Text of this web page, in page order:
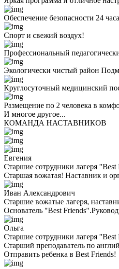
Обеспечение безопасности 24
Спорт и свежий воздух!
Профессиональный
Экологически чистый район
Круглосуточный медицинский
Размещение по 2 человека в
И многое другое...
КОМАНДА НАСТАВНИКОВ
Евгения
Старшие сотрудники лагеря "Best
Старшая вожатая! Наставник и
Иван Александрович
Старшие вожатые лагеря,
Основатель "Best
Ольга
Старшие сотрудники лагеря "Best
Cтарший преподаватель по
Отправить ребенка в Best Friends!